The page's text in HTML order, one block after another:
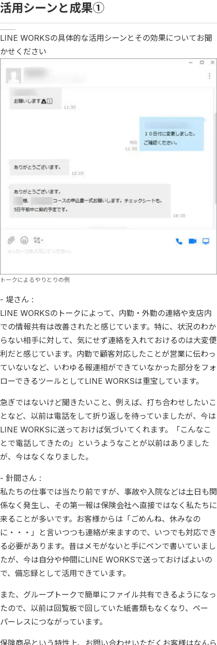
活用シーンと成果①
LINE WORKSの具体的な活用シーンとその効果についてお聞
かせください
トークによるやりとりの例
- 堤さん :
LINE WORKSのトークによって、内勤・外勤の連絡や支店内
での情報共有は改善されたと感じています。特に、状況のわか
らない相手に対して、気にせず連絡を入れておけるのは大変便
利だと感じています。内勤で顧客対応したことが営業に伝わっ
ていないなど、いわゆる報連相ができていなかった部分をフォ
ローできるツールとしてLINE WORKSは重宝しています。
急ぎではないけど聞きたいこと、例えば、打ち合わせしたいこ
となど、以前は電話をして折り返しを待っていましたが、今は
LINE WORKSに送っておけば気づいてくれます。「こんなこ
とで電話してきたの」というようなことが以前はありました
が、今はなくなりました。
- 針間さん :
私たちの仕事では当たり前ですが、事故や入院などは土日も関
係なく発生し、その第一報は保険会社へ直接ではなく私たちに
来ることが多いです。お客様からは「ごめんね、休みなの
に・・・」と言いつつも連絡が来ますので、いつでも対応でき
る必要があります。昔はメモがないと手にペンで書いていまし
たが、今は自分や仲間にLINE WORKSで送っておけばよいの
で、備忘録として活用できています。
また、グループトークで簡単にファイル共有できるようになっ
たので、以前は回覧板で回していた紙書類もなくなり、ペー
パーレスにつながっています。